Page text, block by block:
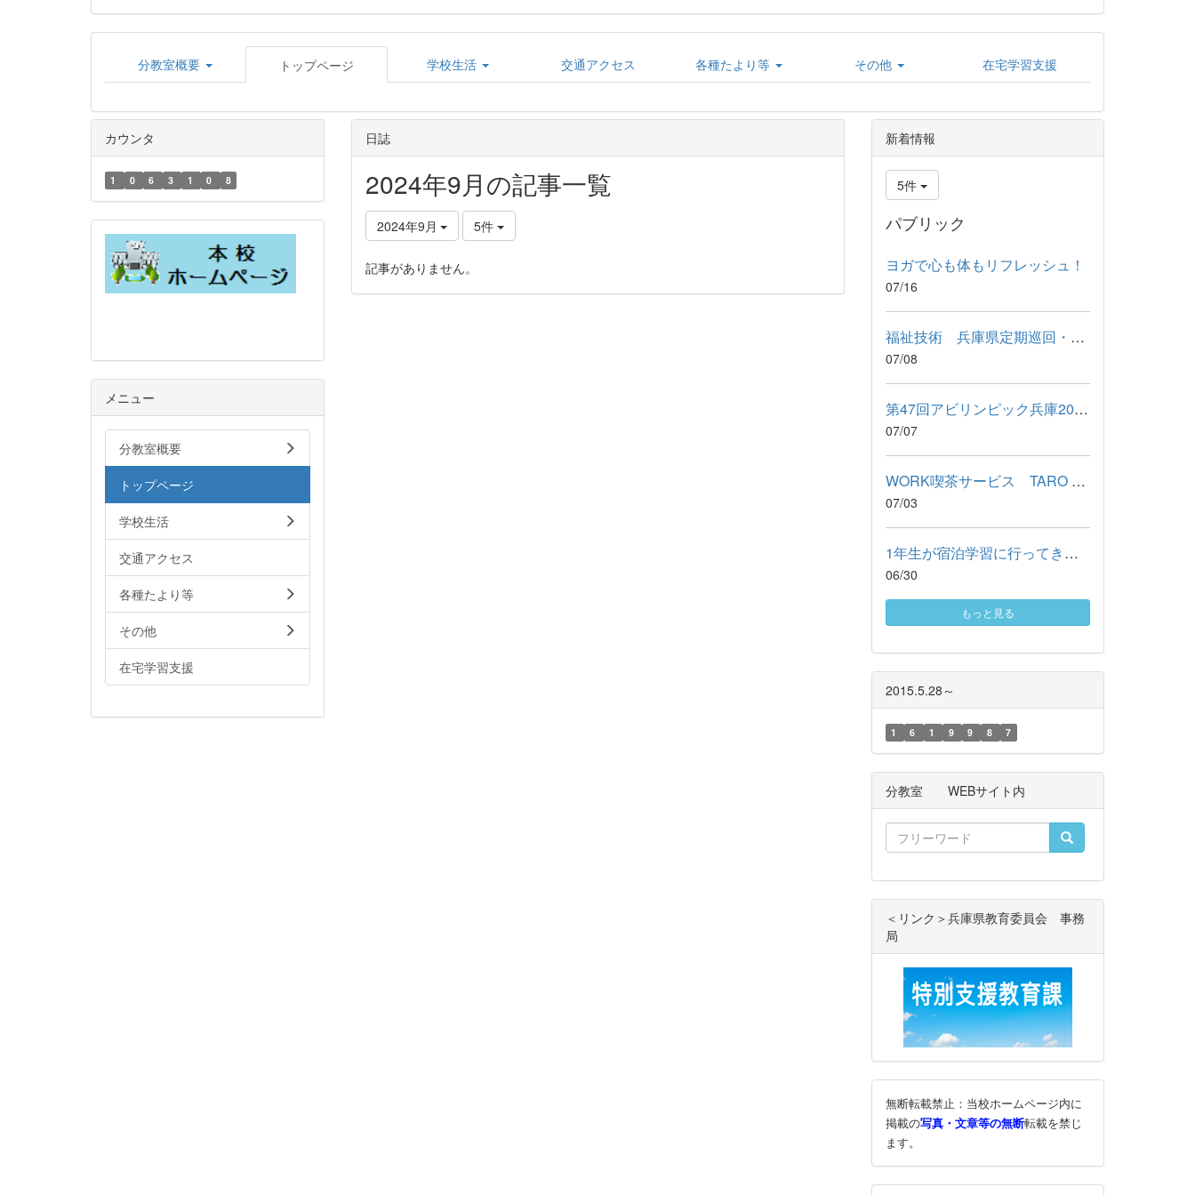
分教室概要 トップページ 学校生活 交通アクセス 各種たより等 その他 在宅学習支援
日誌
2024年9月の記事一覧
2024年9月 5件
記事がありません。
カウンタ
1 0 6 3 1 0 8
メニュー
分教室概要
トップページ
学校生活
交通アクセス
各種たより等
その他
在宅学習支援
新着情報
5件
パブリック
ヨガで心も体もリフレッシュ！
07/16
福祉技術 兵庫県定期巡回・随時対応型訪問介護看護事業者連絡協...
07/08
第47回アビリンピック兵庫2026 ビルクリーニング競技に出場しまし...
07/07
WORK喫茶サービス TARO COFFEE 1学期のお礼＆9月予定
07/03
1年生が宿泊学習に行ってきました
06/30
もっと見る
2015.5.28～
1 6 1 9 9 8 7
分教室 WEBサイト内
＜リンク＞兵庫県教育委員会 事務
局
無断転載禁止：当校ホームページ内に
掲載の写真・文章等の無断転載を禁じ
ます。